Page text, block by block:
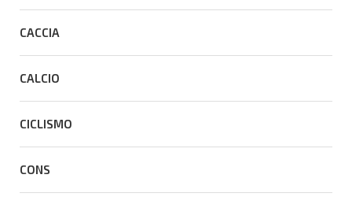
CACCIA
CALCIO
CICLISMO
CONS